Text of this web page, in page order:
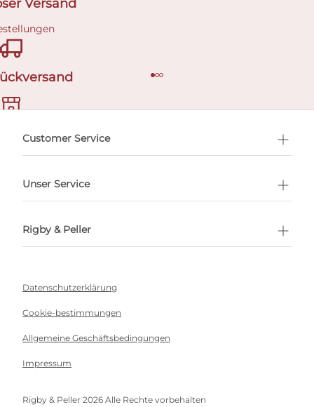
Versand
buchen
Customer Service
Unser Service
Rigby & Peller
Datenschutzerklärung
Cookie-bestimmungen
Allgemeine Geschäftsbedingungen
Impressum
Rigby & Peller 2026 Alle Rechte vorbehalten